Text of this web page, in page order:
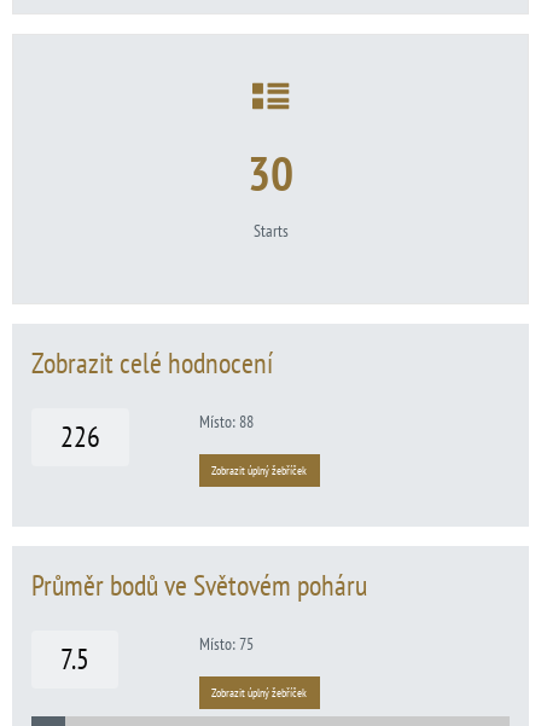
30
Starts
Zobrazit celé hodnocení
226
Místo: 88
Zobrazit úplný žebříček
Průměr bodů ve Světovém poháru
7.5
Místo: 75
Zobrazit úplný žebříček